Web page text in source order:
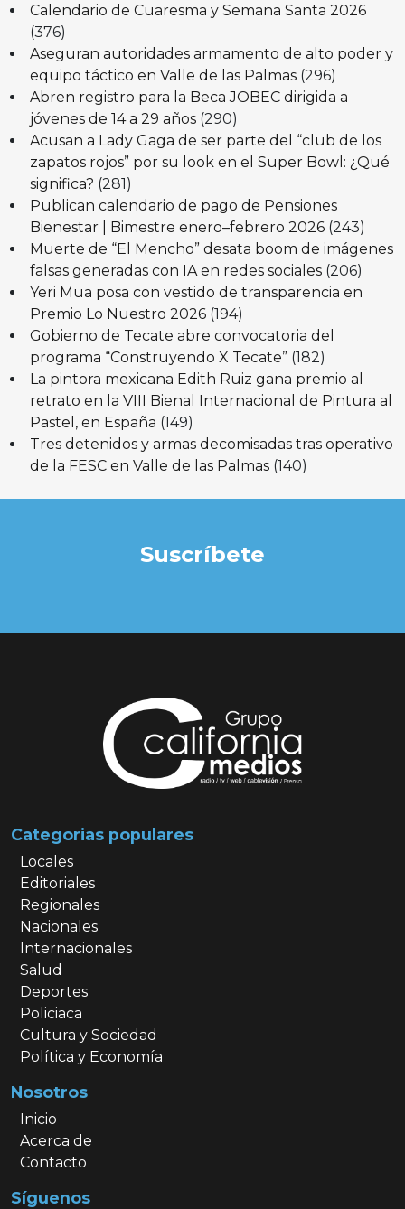
Calendario de Cuaresma y Semana Santa 2026
(376)
Aseguran autoridades armamento de alto poder y
equipo táctico en Valle de las Palmas (296)
Abren registro para la Beca JOBEC dirigida a
jóvenes de 14 a 29 años (290)
Acusan a Lady Gaga de ser parte del “club de los
zapatos rojos” por su look en el Super Bowl: ¿Qué
significa? (281)
Publican calendario de pago de Pensiones
Bienestar | Bimestre enero–febrero 2026 (243)
Muerte de “El Mencho” desata boom de imágenes
falsas generadas con IA en redes sociales (206)
Yeri Mua posa con vestido de transparencia en
Premio Lo Nuestro 2026 (194)
Gobierno de Tecate abre convocatoria del
programa “Construyendo X Tecate” (182)
La pintora mexicana Edith Ruiz gana premio al
retrato en la VIII Bienal Internacional de Pintura al
Pastel, en España (149)
Tres detenidos y armas decomisadas tras operativo
de la FESC en Valle de las Palmas (140)
Suscríbete
Categorias populares
Locales
Editoriales
Regionales
Nacionales
Internacionales
Salud
Deportes
Policiaca
Cultura y Sociedad
Política y Economía
Nosotros
Inicio
Acerca de
Contacto
Síguenos